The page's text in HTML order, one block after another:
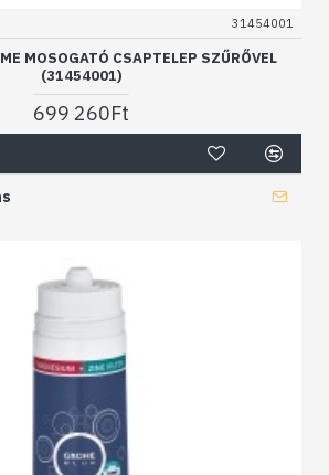
31454001
MOSOGATÓ CSAPTELEP SZŰRŐVEL
(31454001)
699 260Ft